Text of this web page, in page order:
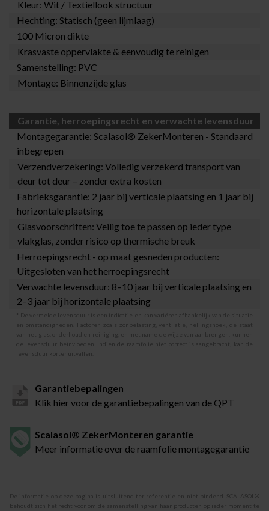
Kleur: Wit / Textiellook structuur
Hechting: Statisch (geen lijmlaag)
100 Micron dikte
Krasvaste oppervlakte & eenvoudig te reinigen
Samenstelling: PVC
Montage: Binnenzijde glas
Garantie, herroepingsrecht en verwachte levensduur
Montagegarantie: Scalasol® ZekerMonteren - Standaard
inbegrepen
Verzendverzekering: Volledig verzekerd transport van
deur tot deur – zonder extra kosten
Fabrieksgarantie: 2 jaar bij verticale plaatsing en 1 jaar bij
horizontale plaatsing
Glasvoorschriften: Veilig toe te passen op ieder type
vlakglas, zonder risico op thermische breuk
Herroepingsrecht - op maat gesneden producten:
Uitgesloten van het herroepingsrecht
Verwachte levensduur: 8–10 jaar bij verticale plaatsing en
2–3 jaar bij horizontale plaatsing
* De vermelde levensduur is een indicatie en kan variëren afhankelijk van de situatie
en omstandigheden. Factoren zoals zonbelasting, ventilatie, hellingshoek, de staat
van het glas, onderhoud en reiniging, en met name de wijze van aanbrengen, kunnen
de levensduur beïnvloeden. Indien de raamfolie niet correct is aangebracht, kan de
levensduur korter uitvallen.
Garantiebepalingen
Klik hier voor de garantiebepalingen van de QPT
Scalasol® ZekerMonteren garantie
Meer informatie over de raamfolie montagegarantie
De informatie op deze pagina is uitsluitend ter referentie en niet bindend. SCALASOL®
behoudt zich het recht voor om de samenstelling van haar producten op ieder moment te